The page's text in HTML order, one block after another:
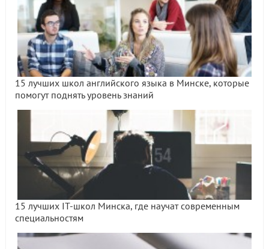
15 лучших школ английского языка в Минске, которые
помогут поднять уровень знаний
15 лучших IT-школ Минска, где научат современным
специальностям